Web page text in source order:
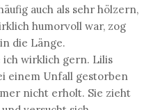
auch als sehr hölzern,
humorvoll war, zog
die Länge.
ich wirklich gern. Lilis
einem Unfall gestorben
nicht erholt. Sie zieht